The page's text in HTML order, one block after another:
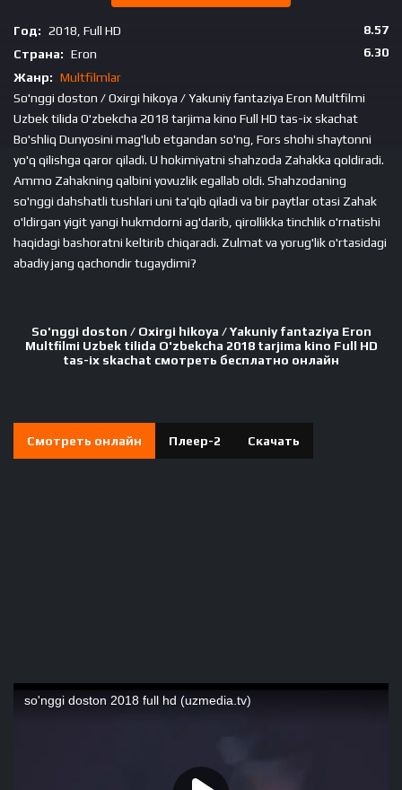
8.57
6.30
Год: 2018, Full HD
Страна: Eron
Жанр: Multfilmlar
So'nggi doston / Oxirgi hikoya / Yakuniy fantaziya Eron Multfilmi
Uzbek tilida O'zbekcha 2018 tarjima kino Full HD tas-ix skachat
Bo'shliq Dunyosini mag'lub etgandan so'ng, Fors shohi shaytonni
yo'q qilishga qaror qiladi. U hokimiyatni shahzoda Zahakka qoldiradi.
Ammo Zahakning qalbini yovuzlik egallab oldi. Shahzodaning
so'nggi dahshatli tushlari uni ta'qib qiladi va bir paytlar otasi Zahak
o'ldirgan yigit yangi hukmdorni ag'darib, qirollikka tinchlik o'rnatishi
haqidagi bashoratni keltirib chiqaradi. Zulmat va yorug'lik o'rtasidagi
abadiy jang qachondir tugaydimi?
So'nggi doston / Oxirgi hikoya / Yakuniy fantaziya Eron
Multfilmi Uzbek tilida O'zbekcha 2018 tarjima kino Full HD
tas-ix skachat смотреть бесплатно онлайн
Смотреть онлайн Плеер-2 Скачать